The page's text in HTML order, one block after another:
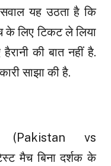
यह उठता है कि
लिए टिकट ले लिया
की बात नहीं है.
साझा की है.
(Pakistan vs
मैच बिना दर्शक के